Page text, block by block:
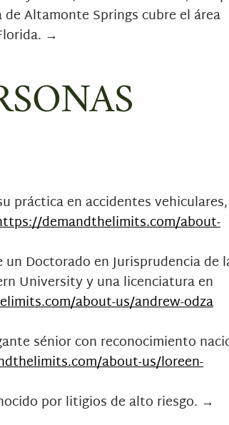
Altamonte Springs cubre el área
→
práctica en accidentes vehiculares,
demandthelimits.com/about-
Doctorado en Jurisprudencia de
University y una licenciatura en
about-us/andrew-odza
sénior con reconocimiento
about-us/loreen-
por litigios de alto riesgo. →